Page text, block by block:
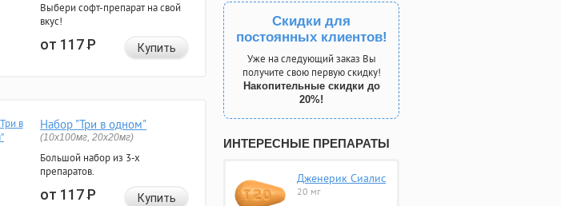
Выбери софт-препарат на свой
вкус!
от 117Р Купить
Набор "Три в одном"
(10x100мг, 20x20мг)
Большой набор из 3-х
препаратов.
от 117Р Купить
Скидки для
постоянных клиентов!
Уже на следующий заказ Вы
получите свою первую скидку!
Накопительные скидки до
20%!
ИНТЕРЕСНЫЕ ПРЕПАРАТЫ
Дженерик Сиалис
20 мг